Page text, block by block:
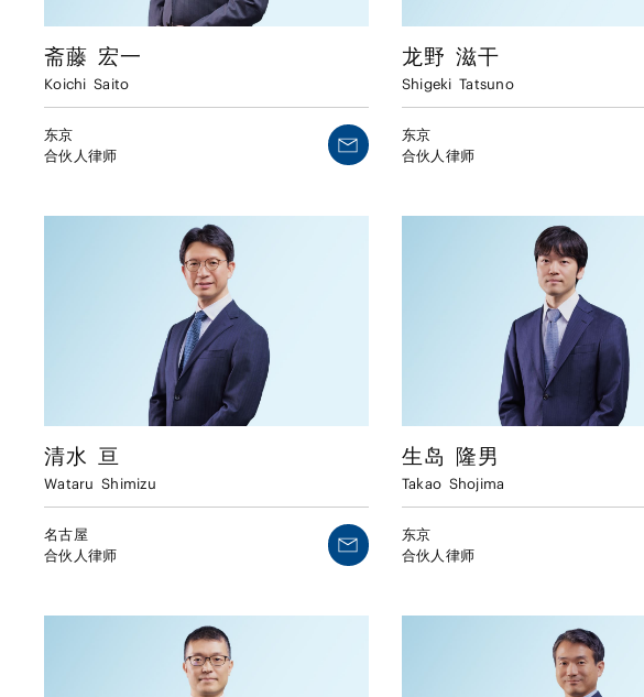
斋藤 宏一
Koichi Saito
东京
合伙人律师
龙野 滋干
Shigeki Tatsuno
东京
合伙人律师
清水 亘
Wataru Shimizu
名古屋
合伙人律师
生岛 隆男
Takao Shojima
东京
合伙人律师